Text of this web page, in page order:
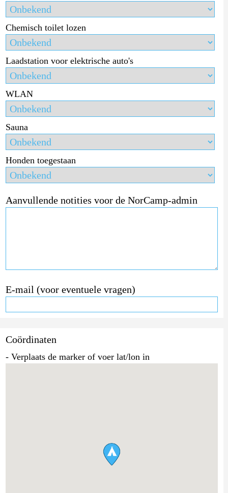
Chemisch toilet lozen
Laadstation voor elektrische auto's
WLAN
Sauna
Honden toegestaan
Aanvullende notities voor de NorCamp-admin
E-mail (voor eventuele vragen)
Coördinaten
- Verplaats de marker of voer lat/lon in